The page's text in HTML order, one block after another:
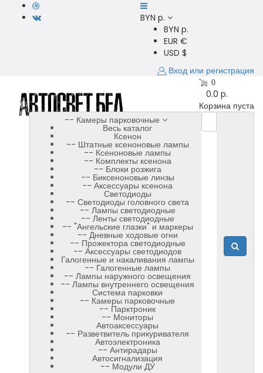
BYN p.
BYN p.
EUR €
USD $
Вход или регистрация
0
0.0 p.
Корзина пуста
-- Камеры парковочные
Весь каталог
Ксенон
-- Штатные ксеноновые лампы
-- Ксеноновые лампы
-- Комплекты ксенона
-- Блоки розжига
-- Биксеноновые линзы
-- Аксессуары ксенона
Светодиоды
-- Светодиоды головного света
-- Лампы светодиодные
-- Ленты светодиодные
-- "Ангельские глазки" и маркеры
-- Дневные ходовые огни
-- Прожектора светодиодные
-- Аксессуары светодиодов
Галогенные и накаливания лампы
-- Галогенные лампы
-- Лампы наружного освещения
-- Лампы внутреннего освещения
Система парковки
-- Камеры парковочные
-- Парктроник
-- Мониторы
Автоаксессуары
-- Разветвитель прикуривателя
Автоэлектроника
-- Антирадары
Автосигнализация
-- Модули ДУ